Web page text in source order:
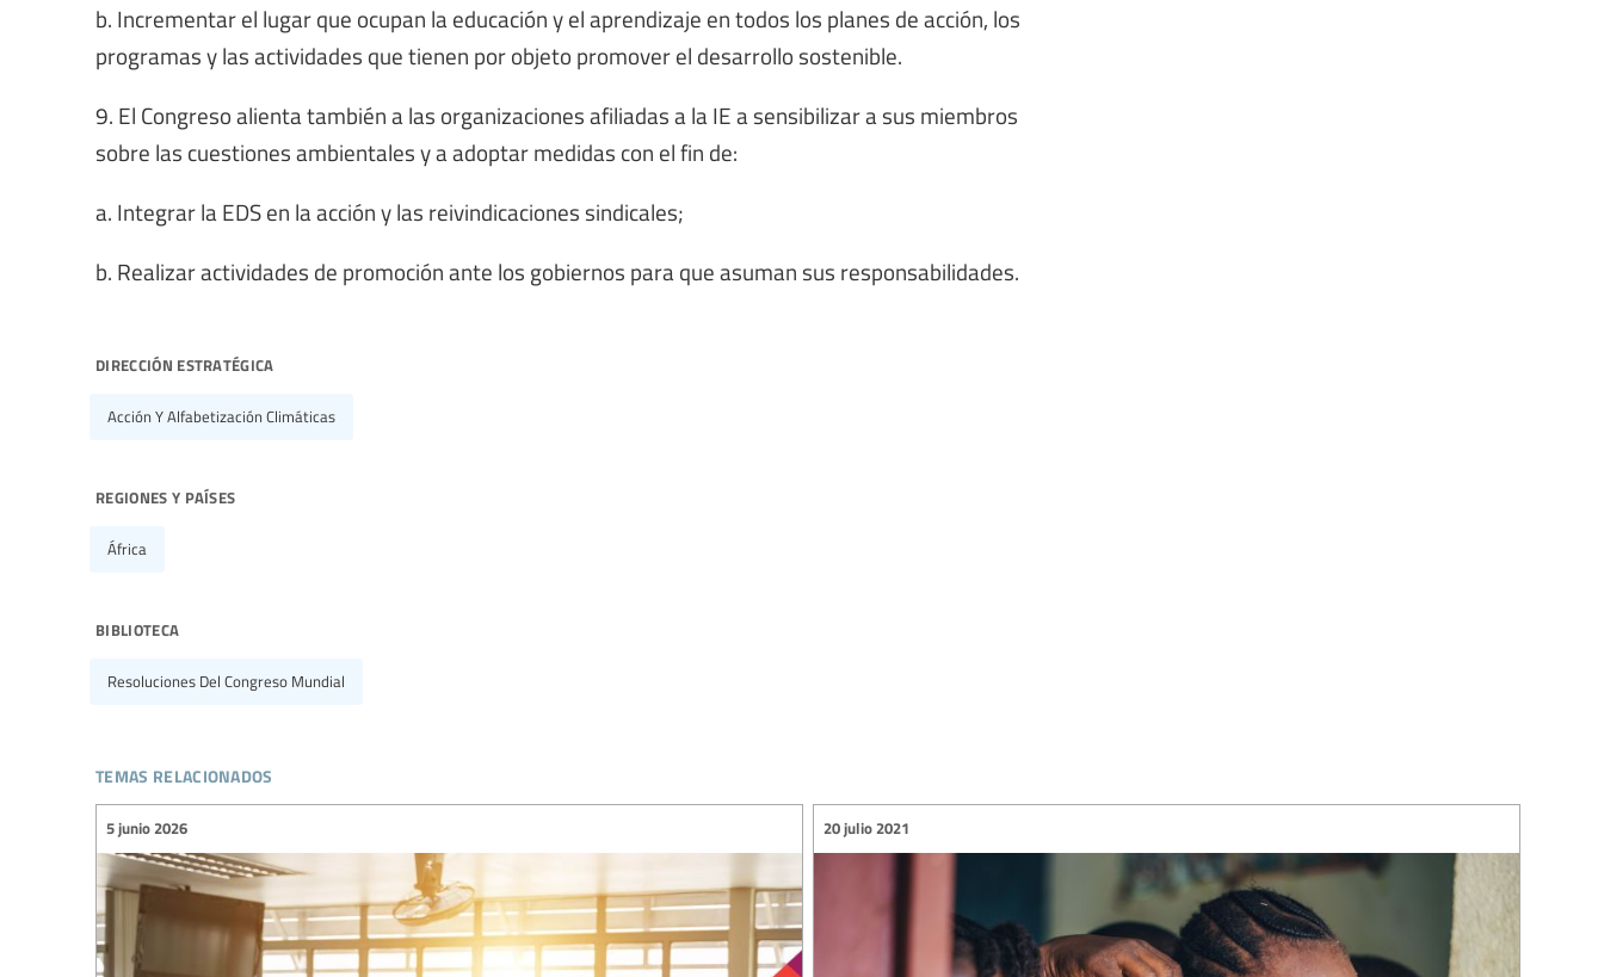
b. Incrementar el lugar que ocupan la educación y el aprendizaje en todos los planes de acción, los
programas y las actividades que tienen por objeto promover el desarrollo sostenible.
9. El Congreso alienta también a las organizaciones afiliadas a la IE a sensibilizar a sus miembros
sobre las cuestiones ambientales y a adoptar medidas con el fin de:
a. Integrar la EDS en la acción y las reivindicaciones sindicales;
b. Realizar actividades de promoción ante los gobiernos para que asuman sus responsabilidades.
dirección estratégica
Acción Y Alfabetización Climáticas
regiones y países
África
biblioteca
Resoluciones Del Congreso Mundial
temas relacionados
5 junio 2026 20 julio 2021